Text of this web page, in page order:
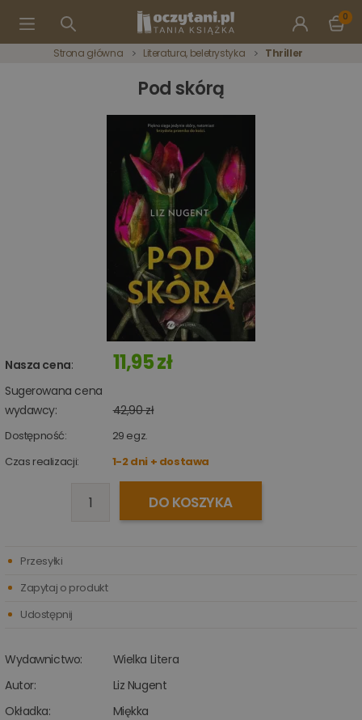
0
Strona główna Literatura, beletrystyka Thriller
Pod skórą
Nasza cena: 11,95 zł
Sugerowana cena
wydawcy:
42,90 zł
Dostępność: 29 egz.
Czas realizacji:
1-2 dni + dostawa
DO KOSZYKA
Wydawnictwo:
Wielka Litera
Autor:
Liz Nugent
Okładka:
Miękka
Przesyłki
Zapytaj o produkt
Udostępnij